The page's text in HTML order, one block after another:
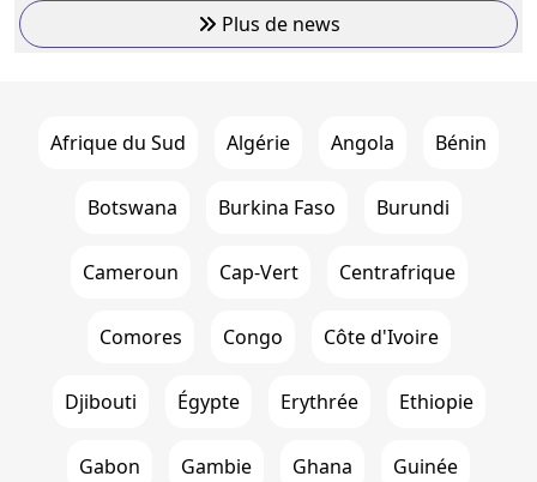
Plus de news
Afrique du Sud Algérie Angola Bénin
Botswana Burkina Faso Burundi
Cameroun Cap-Vert Centrafrique
Comores Congo Côte d'Ivoire
Djibouti Égypte Erythrée Ethiopie
Gabon Gambie Ghana Guinée